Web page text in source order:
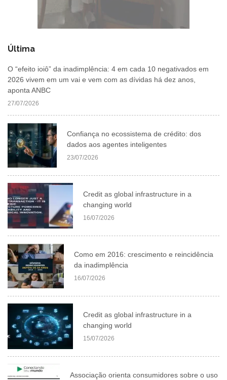
Última
O “efeito ioiô” da inadimplência: 4 em cada 10 negativados em
2026 vivem em um vai e vem com as dívidas há dez anos,
aponta ANBC
27/07/2026
Confiança no ecossistema de crédito: dos
dados aos agentes inteligentes
23/07/2026
Credit as global infrastructure in a
changing world
16/07/2026
Como em 2016: crescimento e reincidência
da inadimplência
16/07/2026
Credit as global infrastructure in a
changing world
15/07/2026
Associação orienta consumidores sobre o uso